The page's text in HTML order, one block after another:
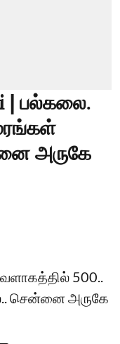
| பல்கலை.
அருகே
500..
சென்னை அருகே